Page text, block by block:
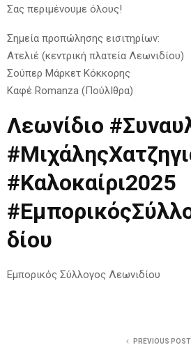
Σας περιμένουμε όλους!
Σημεία προπώλησης εισιτηρίων:
Ατελιέ (κεντρική πλατεία Λεωνιδίου)
Σούπερ Μάρκετ Κόκκορης
Καφέ Romanza (ΠούλΙθρα)
Λεωνίδιο
#Καλοκαίρι2025
δίου
Εμπορικός Σύλλογος Λεωνιδίου
PREVIOUS POST